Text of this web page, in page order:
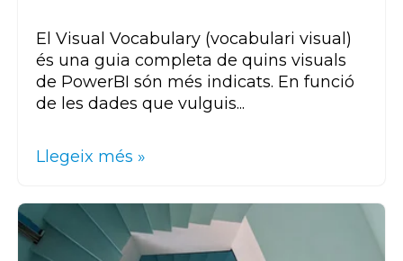
El Visual Vocabulary (vocabulari visual)
és una guia completa de quins visuals
de PowerBI són més indicats. En funció
de les dades que vulguis...
Llegeix més »